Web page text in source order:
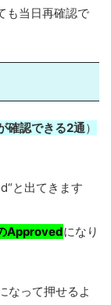
も当日再確認で
確認できる2通）
と出てきます
Approvedになり
なって押せるよ